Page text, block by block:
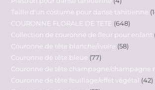
Taille d'un costume pour danse tahitienne
COURONNE FLORALE DE TETE 648
Collection de couronne de fleur pour enfant
Couronne de tête blanche/ivoire 58
Couronne de tête bleue 77
Couronne de tête champagne/champagne
Couronne de tête feuillage/effet végétal 42